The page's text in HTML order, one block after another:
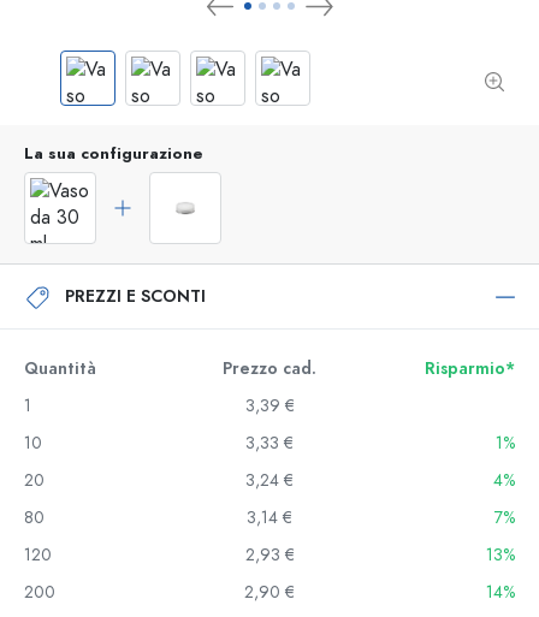
La sua configurazione
PREZZI E SCONTI
Quantità Prezzo cad.
Risparmio*
1
3,39 €
10
3,33 €
1%
20
3,24 €
4%
80
3,14 €
7%
120
2,93 €
13%
200
2,90 €
14%